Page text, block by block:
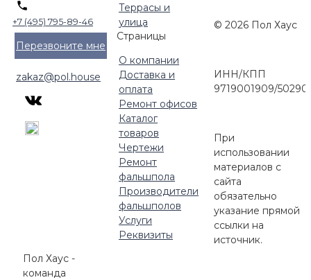
+7 (495) 795-89-46
Перезвоните мне
zakaz@pol.house
Террасы и
улица
Страницы
О компании
Доставка и
оплата
Ремонт офисов
Каталог
товаров
Чертежи
Ремонт
фальшпола
Производители
фальшполов
Услуги
Реквизиты
Пол Хаус -
команда
© 2026 Пол Хаус
ИНН/КПП
9719001909/
При
использовании
материалов с
сайта
обязательно
указание прямой
ссылки на
источник.